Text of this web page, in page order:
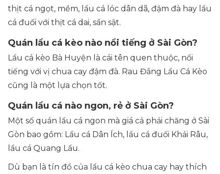
thịt cá ngọt, mềm, lẩu cá lóc dân dã, đậm đà hay lẩu
cá đuối với thịt cá dai, sần sật.
Quán lẩu cá kèo nào nổi tiếng ở Sài Gòn?
Lẩu cá kèo Bà Huyện là cái tên quen thuộc, nổi
tiếng với vị chua cay đậm đà. Rau Đắng Lẩu Cá Kèo
cũng là một lựa chọn tốt.
Quán lẩu cá nào ngon, rẻ ở Sài Gòn?
Một số quán lẩu cá ngon mà giá cả phải chăng ở Sài
Gòn bao gồm: Lẩu cá Dân Ích, lẩu cá đuối Khải Râu,
lẩu cá Quang Lẩu.
Dù bạn là tín đồ của lẩu cá kèo chua cay hay thích